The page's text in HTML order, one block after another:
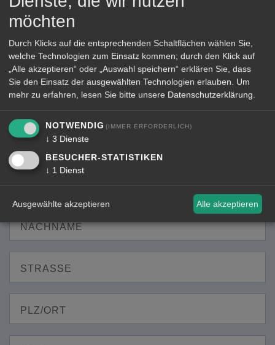
Anmelden
VORNAME
NACHNAME
STRASSE
PLZ/ORT
möchten
Durch Klicks auf die entsprechenden Schaltflächen wählen Sie,
welche Technologien zum Einsatz kommen; durch den Klick auf
„Alle akzeptieren“ oder „Auswahl speichern“ erklären Sie, dass
Sie den Einsatz der ausgewählten Technologien erlauben. Um
mehr zu erfahren, lesen Sie bitte unsere Datenschutzerklärung.
NOTWENDIG (IMMER ERFORDERLICH)
↓ 3 Dienste
BESUCHER-STATISTIKEN
↓ 1 Dienst
Ausgewählte akzeptieren Alle akzeptieren